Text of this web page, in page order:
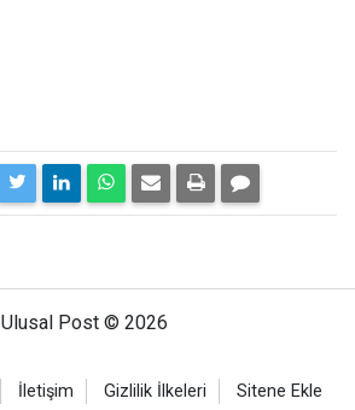
Ulusal Post © 2026
İletişim Gizlilik İlkeleri Sitene Ekle